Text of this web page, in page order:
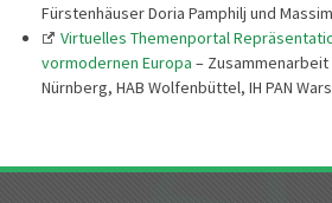
Fürstenhäuser Doria Pamphilj und
Virtuelles Themenportal
vormodernen Europa– Zusammenarbeit
Nürnberg, HAB Wolfenbüttel, IH PAN